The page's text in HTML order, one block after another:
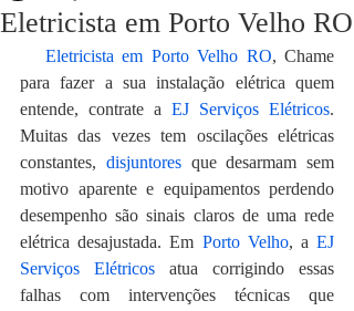
Eletricista em Porto Velho RO
Eletricista em Porto Velho RO, Chame
para fazer a sua instalação elétrica quem
entende, contrate a EJ Serviços Elétricos.
Muitas das vezes tem oscilações elétricas
constantes, disjuntores que desarmam sem
motivo aparente e equipamentos perdendo
desempenho são sinais claros de uma rede
elétrica desajustada. Em Porto Velho, a EJ
Serviços Elétricos atua corrigindo essas
falhas com intervenções técnicas que